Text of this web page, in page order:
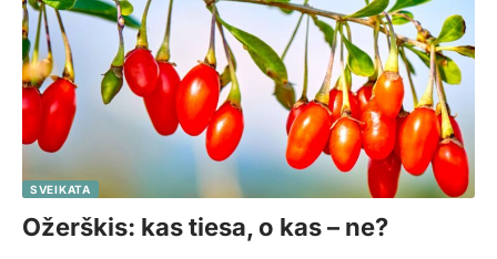
SVEIKATA
Ožerškis: kas tiesa, o kas – ne?